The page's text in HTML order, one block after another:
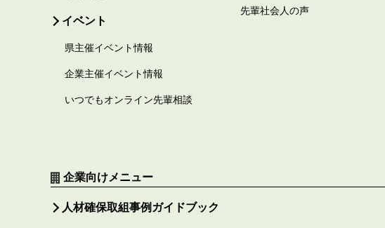
イベント
県主催イベント情報
企業主催イベント情報
いつでもオンライン先輩相談
先輩社会人の声
企業向けメニュー
人材確保取組事例ガイドブック